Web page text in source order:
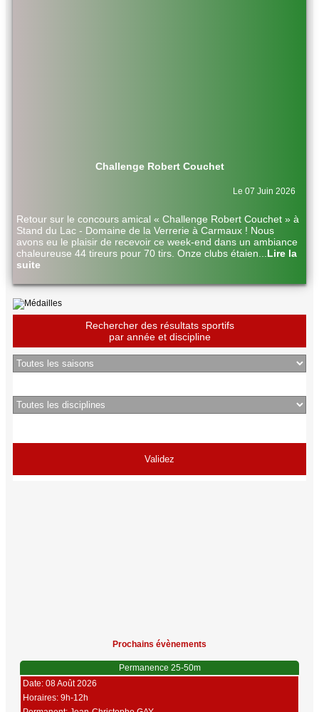
Challenge Robert Couchet
Le 07 Juin 2026
Retour sur le concours amical « Challenge Robert Couchet » à
Stand du Lac - Domaine de la Verrerie à Carmaux ! Nous
avons eu le plaisir de recevoir ce week-end dans un ambiance
chaleureuse 44 tireurs pour 70 tirs. Onze clubs étaien
Lire la
suite
Rechercher des résultats sportifs
par année et discipline
Prochains évènements
Permanence 25-50m
Date: 08 Août 2026
Horaires: 9h-12h